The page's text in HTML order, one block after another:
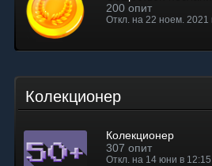
200 опит
Откл. на 22 ноем. 2021
Колекционер
Колекционер
307 опит
Откл. на 14 юни в 12:15